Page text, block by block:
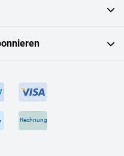
Rechnung